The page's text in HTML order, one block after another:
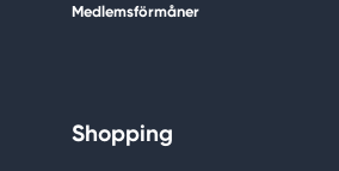
Medlemsförmåner
Shopping